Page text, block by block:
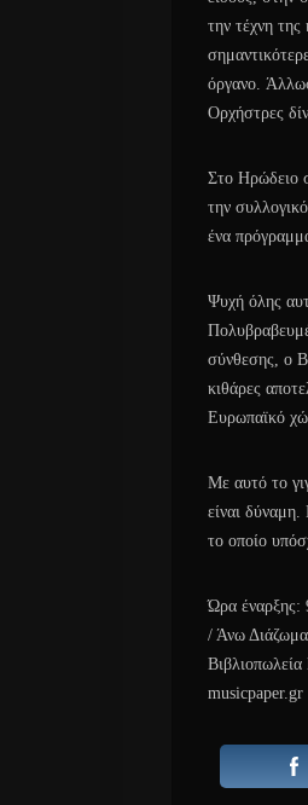
την τέχνη της
όργανο.
Ορχήστρες
Στο Ηρώδειο
την
ένα
Ψυχή όλης
σύνθεσης, ο
κιθάρες
Ευρωπαϊκό
Με αυτό το
είναι
το οποίο
Ώρα έναρξης:
/ Άνω
Βιβλιοπωλεία
musicpaper.gr